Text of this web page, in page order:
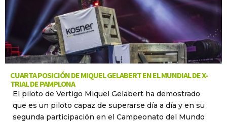
CUARTA POSICIÓN DE MIQUEL GELABERT EN EL MUNDIAL DE X-
TRIAL DE PAMPLONA
El piloto de Vertigo Miquel Gelabert ha demostrado
que es un piloto capaz de superarse día a día y en su
segunda participación en el Campeonato del Mundo